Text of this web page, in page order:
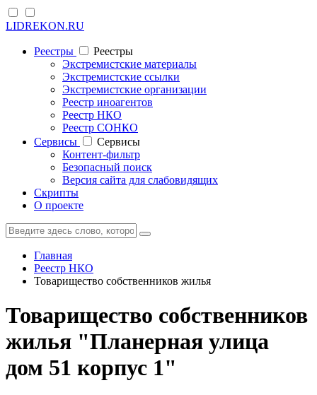
LIDREKON.RU
Реестры
Реестры
Экстремистские материалы
Экстремистские ссылки
Экстремистские организации
Реестр иноагентов
Реестр НКО
Реестр СОНКО
Cервисы
Cервисы
Контент-фильтр
Безопасный поиск
Версия сайта для слабовидящих
Скрипты
О проекте
Главная
Реестр НКО
Товарищество собственников жилья
Товарищество собственников
жилья "Планерная улица
дом 51 корпус 1"